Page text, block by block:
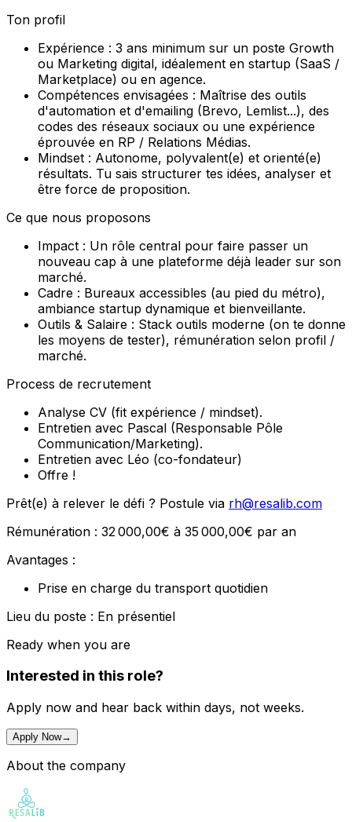
Ton profil
Expérience : 3 ans minimum sur un poste Growth
ou Marketing digital, idéalement en startup (SaaS /
Marketplace) ou en agence.
Compétences envisagées : Maîtrise des outils
d'automation et d'emailing (Brevo, Lemlist...), des
codes des réseaux sociaux ou une expérience
éprouvée en RP / Relations Médias.
Mindset : Autonome, polyvalent(e) et orienté(e)
résultats. Tu sais structurer tes idées, analyser et
être force de proposition.
Ce que nous proposons
Impact : Un rôle central pour faire passer un
nouveau cap à une plateforme déjà leader sur son
marché.
Cadre : Bureaux accessibles (au pied du métro),
ambiance startup dynamique et bienveillante.
Outils & Salaire : Stack outils moderne (on te donne
les moyens de tester), rémunération selon profil /
marché.
Process de recrutement
Analyse CV (fit expérience / mindset).
Entretien avec Pascal (Responsable Pôle
Communication/Marketing).
Entretien avec Léo (co-fondateur)
Offre !
Prêt(e) à relever le défi ? Postule via rh@resalib.com
Rémunération : 32 000,00€ à 35 000,00€ par an
Avantages :
Prise en charge du transport quotidien
Lieu du poste : En présentiel
Ready when you are
Interested in this role?
Apply now and hear back within days, not weeks.
Apply Now→
About the company